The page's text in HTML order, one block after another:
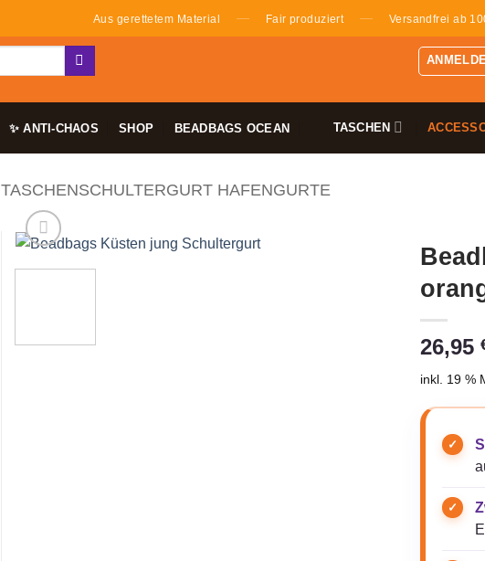
Aus gerettetem Material — Fair produziert — Versandfrei ab
✨ ANTI-CHAOS SHOP BEADBAGS OCEAN TASCHEN
TASCHENSCHULTERGURT HAFENGURTE
26,95
inkl. 19 %